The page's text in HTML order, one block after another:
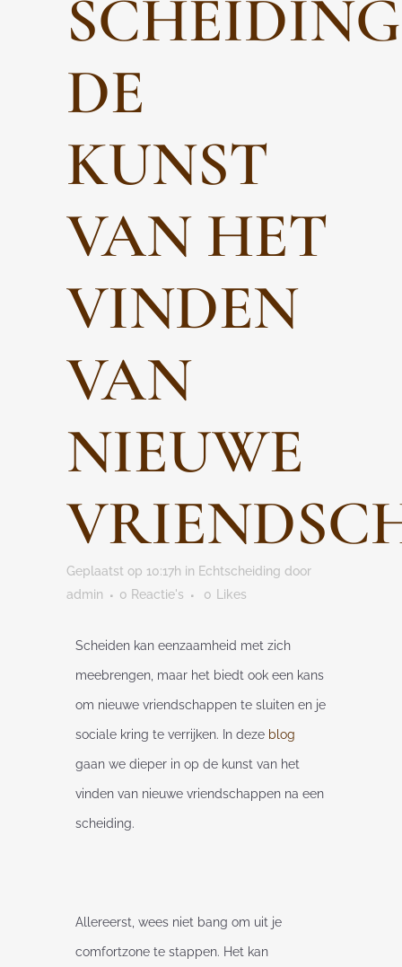
DE
KUNST
VAN HET
VINDEN
VAN
NIEUWE
Geplaatst op 10:17h in Echtscheiding door
admin
0 Reactie's 0 Likes
Scheiden kan eenzaamheid met zich
meebrengen, maar het biedt ook een kans
om nieuwe vriendschappen te sluiten en je
sociale kring te verrijken. In deze blog
gaan we dieper in op de kunst van het
vinden van nieuwe vriendschappen na een
scheiding.
Allereerst, wees niet bang om uit je
comfortzone te stappen. Het kan